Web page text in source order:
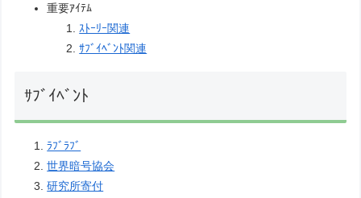
重要ｱｲﾃﾑ
ｽﾄｰﾘｰ関連
ｻﾌﾞｲﾍﾞﾝﾄ関連
ｻﾌﾞｲﾍﾞﾝﾄ
ﾗﾌﾞﾗﾌﾞ
世界暗号協会
研究所寄付